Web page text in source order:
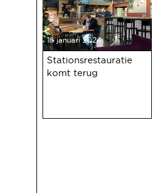
18 januari 2024
Stationsrestauratie
komt terug